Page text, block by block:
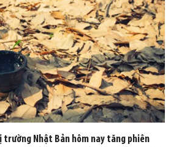
trường Nhật Bản hôm nay tăng phiên